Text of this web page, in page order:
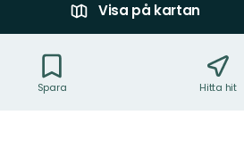
Visa på kartan
Spara Hitta hit